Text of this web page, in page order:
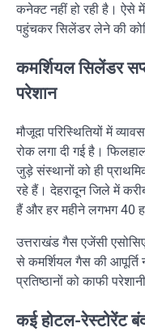
कनेक्ट नहीं हो रही है।
पहुंचकर सिलेंडर लेने की
कमर्शियल सिलेंडर
परेशान
मौजूदा परिस्थितियों में
रोक लगा दी गई है।
जुड़े संस्थानों को ही
रहे हैं। देहरादून जिले में
हैं और हर महीने लगभग 40
उत्तराखंड गैस एजेंसी
से कमर्शियल गैस की आपूर्ति
प्रतिष्ठानों को काफी
कई होटल-रेस्टोरेंट